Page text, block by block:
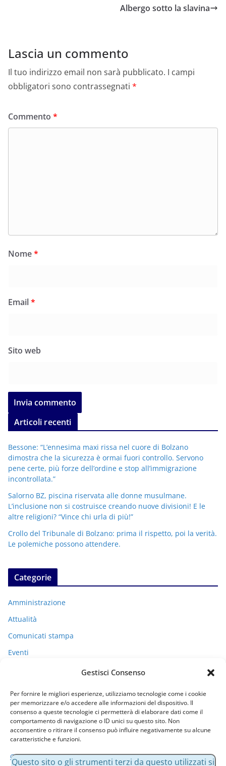
Gestisci Consenso
Per fornire le migliori esperienze, utilizziamo tecnologie come i cookie
per memorizzare e/o accedere alle informazioni del dispositivo. Il
consenso a queste tecnologie ci permetterà di elaborare dati come il
comportamento di navigazione o ID unici su questo sito. Non
acconsentire o ritirare il consenso può influire negativamente su alcune
caratteristiche e funzioni.
Gestisci servizi
Albergo sotto la slavina
Lascia un commento
Il tuo indirizzo email non sarà pubblicato. I campi
obbligatori sono contrassegnati *
Commento *
Nome*
Email*
Sito web
Articoli recenti
Bessone: “L’ennesima maxi rissa nel cuore di Bolzano
dimostra che la sicurezza è ormai fuori controllo. Servono
pene certe, più forze dell’ordine e stop all’immigrazione
incontrollata.”
Salorno BZ, piscina riservata alle donne musulmane.
L’inclusione non si costruisce creando nuove divisioni! E le
altre religioni? “Vince chi urla di più!”
Crollo del Tribunale di Bolzano: prima il rispetto, poi la verità.
Le polemiche possono attendere.
Categorie
Amministrazione
Attualità
Comunicati stampa
Eventi
Uncategorized
Archivi
AQuesto sito o gli strumenti terzi da questo utilizzati si